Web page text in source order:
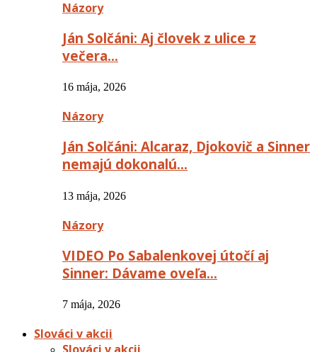
Názory
Ján Solčáni: Aj človek z ulice z
večera…
16 mája, 2026
Názory
Ján Solčáni: Alcaraz, Djokovič a Sinner
nemajú dokonalú…
13 mája, 2026
Názory
VIDEO Po Sabalenkovej útočí aj
Sinner: Dávame oveľa…
7 mája, 2026
Slováci v akcii